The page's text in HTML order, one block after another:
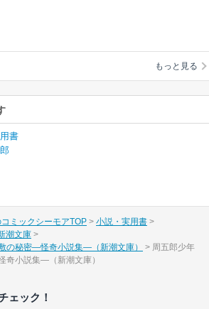
もっと見る
書
ミックシーモアTOP
小説・実用書
潮文庫
の秘密―怪奇小説集―（新潮文庫）
周五郎少年
奇小説集―（新潮文庫）
ェック！